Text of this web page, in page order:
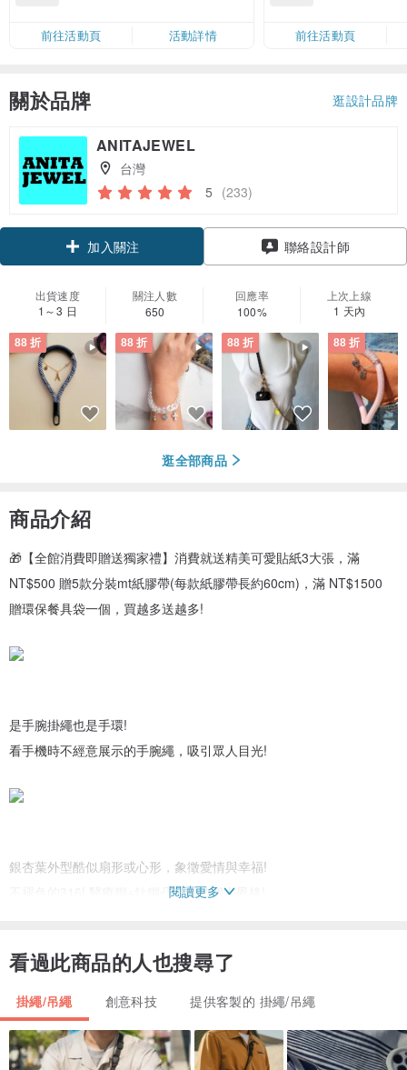
額有限，額滿即止，僅限「常用信
前往活動頁 活動詳情
前往活動頁
關於品牌 逛設計品牌
ANITAJEWEL
台灣
5 (233)
加入關注
聯絡設計師
出貨速度
1～3 日
關注人數
650
回應率
100%
上次上線
1 天內
88 折 88 折 88 折 88 折
逛全部商品
商品介紹
🎁【全館消費即贈送獨家禮】消費就送精美可愛貼紙3大張，滿
NT$500 贈5款分裝mt紙膠帶(每款紙膠帶長約60cm)，滿 NT$1500
贈環保餐具袋一個，買越多送越多!
是手腕掛繩也是手環!
看手機時不經意展示的手腕繩，吸引眾人目光!
銀杏葉外型酷似扇形或心形，象徵愛情與幸福!
不褪色的316L醫療鋼+鈦鋼凸顯獨特個人風格!
將客製的英文字母送給自己與好友，成為姊妹好友間最浪漫的禮物!
閱讀更多
看過此商品的人也搜尋了
掛繩/吊繩 創意科技 提供客製的 掛繩/吊繩